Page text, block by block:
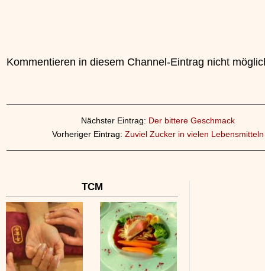
Kommentieren in diesem Channel-Eintrag nicht
Nächster Eintrag: Der bittere Geschmack
Vorheriger Eintrag: Zuviel Zucker in vielen Lebensmitteln
TCM